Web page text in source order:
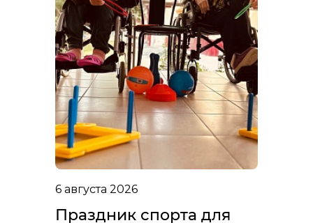
6 августа 2026
Праздник спорта для